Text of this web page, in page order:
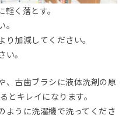
く落とす。
加減してください。
。
、古歯ブラシに液体洗剤の原
とキレイになります。
ように洗濯機で洗ってくださ